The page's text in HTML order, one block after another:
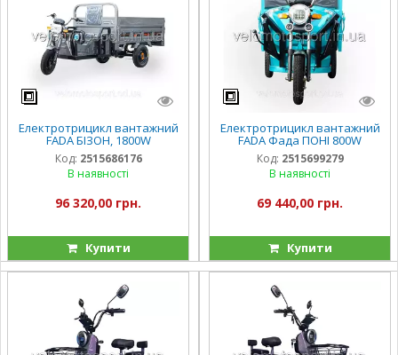
Електротрицикл вантажний
FADA БІЗОН, 1800W
Код: 2515686176
В наявності
96 320,00 грн.
Купити
Електротрицикл вантажний
FADA Фада ПОНІ 800W
Код: 2515699279
В наявності
69 440,00 грн.
Купити